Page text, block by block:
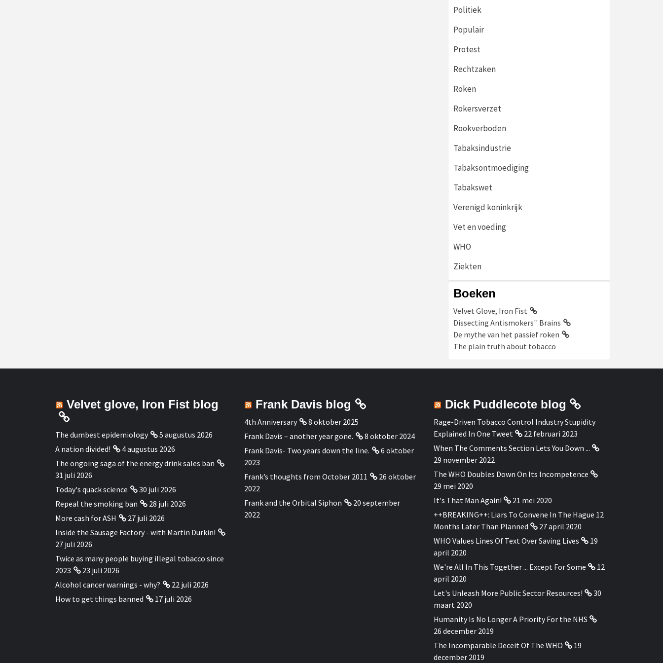
Politiek
Populair
Protest
Rechtzaken
Roken
Rokersverzet
Rookverboden
Tabaksindustrie
Tabaksontmoediging
Tabakswet
Verenigd koninkrijk
Vet en voeding
WHO
Ziekten
Boeken
Velvet Glove, Iron Fist
Dissecting Antismokers'' Brains
De mythe van het passief roken
The plain truth about tobacco
Velvet glove, Iron Fist blog
The dumbest epidemiology
5 augustus 2026
A nation divided!
4 augustus 2026
The ongoing saga of the energy drink sales ban
31 juli 2026
Today's quack science
30 juli 2026
Repeal the smoking ban
28 juli 2026
More cash for ASH
27 juli 2026
Inside the Sausage Factory - with Martin Durkin!
27 juli 2026
Twice as many people buying illegal tobacco since
2023
23 juli 2026
Alcohol cancer warnings - why?
22 juli 2026
How to get things banned
17 juli 2026
Frank Davis blog
4th Anniversary
8 oktober 2025
Frank Davis – another year gone.
8 oktober 2024
Frank Davis- Two years down the line.
6 oktober
2023
Frank’s thoughts from October 2011
26 oktober
2022
Frank and the Orbital Siphon
20 september
2022
Dick Puddlecote blog
Rage-Driven Tobacco Control Industry Stupidity
Explained In One Tweet
22 februari 2023
When The Comments Section Lets You Down ...
29 november 2022
The WHO Doubles Down On Its Incompetence
29 mei 2020
It's That Man Again!
21 mei 2020
++BREAKING++: Liars To Convene In The Hague 12
Months Later Than Planned
27 april 2020
WHO Values Lines Of Text Over Saving Lives
19
april 2020
We're All In This Together ... Except For Some
12
april 2020
Let's Unleash More Public Sector Resources!
30
maart 2020
Humanity Is No Longer A Priority For the NHS
26 december 2019
The Incomparable Deceit Of The WHO
19
december 2019